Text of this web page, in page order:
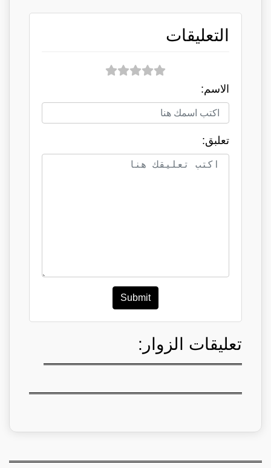
التعليقات
الاسم:
تعلبق:
Submit
تعليقات الزوار: